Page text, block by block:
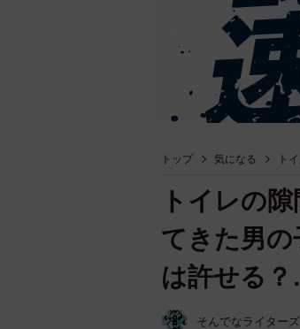
トップ 気になる ト
トイレの
てきた男
は許せる
そんでなライターズ